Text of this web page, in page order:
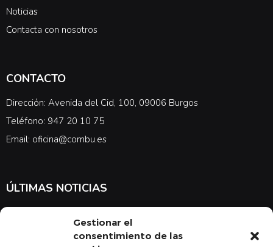
Gestionar el
consentimiento de las
Noticias
Contacta con nosotros
CONTACTO
Dirección: Avenida del Cid, 100, 09006 Burgos
Teléfono: 947 20 10 75
Email: oficina@combu.es
ÚLTIMAS NOTICIAS
noticias en cuanto a medicina y el COMBU